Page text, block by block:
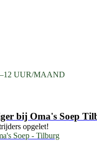
UUR/MAAND
bij Oma's Soep
opgelet!
Soep - Tilburg